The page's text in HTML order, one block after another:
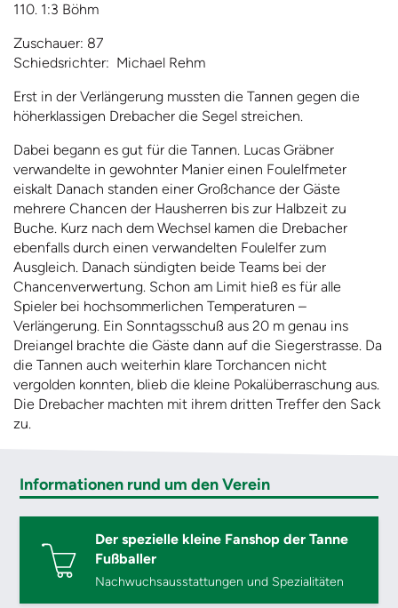
110. 1:3 Böhm
Zuschauer: 87
Schiedsrichter: Michael Rehm
Erst in der Verlängerung mussten die Tannen gegen die
höherklassigen Drebacher die Segel streichen.
Dabei begann es gut für die Tannen. Lucas Gräbner
verwandelte in gewohnter Manier einen Foulelfmeter
eiskalt Danach standen einer Großchance der Gäste
mehrere Chancen der Hausherren bis zur Halbzeit zu
Buche. Kurz nach dem Wechsel kamen die Drebacher
ebenfalls durch einen verwandelten Foulelfer zum
Ausgleich. Danach sündigten beide Teams bei der
Chancenverwertung. Schon am Limit hieß es für alle
Spieler bei hochsommerlichen Temperaturen –
Verlängerung. Ein Sonntagsschuß aus 20 m genau ins
Dreiangel brachte die Gäste dann auf die Siegerstrasse. Da
die Tannen auch weiterhin klare Torchancen nicht
vergolden konnten, blieb die kleine Pokalüberraschung aus.
Die Drebacher machten mit ihrem dritten Treffer den Sack
zu.
Informationen rund um den Verein
Der spezielle kleine Fanshop der Tanne
Fußballer
Nachwuchsausstattungen und Spezialitäten